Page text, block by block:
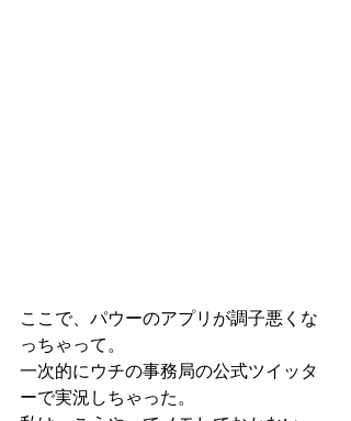
ここで、パウーのアプリが調子悪くな
っちゃって。
一次的にウチの事務局の公式ツイッタ
ーで実況しちゃった。